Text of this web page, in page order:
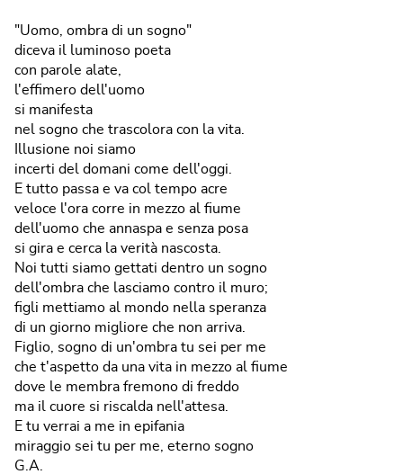
"Uomo, ombra di un sogno"
diceva il luminoso poeta
con parole alate,
l'effimero dell'uomo
si manifesta
nel sogno che trascolora con la vita.
Illusione noi siamo
incerti del domani come dell'oggi.
E tutto passa e va col tempo acre
veloce l'ora corre in mezzo al fiume
dell'uomo che annaspa e senza posa
si gira e cerca la verità nascosta.
Noi tutti siamo gettati dentro un sogno
dell'ombra che lasciamo contro il muro;
figli mettiamo al mondo nella speranza
di un giorno migliore che non arriva.
Figlio, sogno di un'ombra tu sei per me
che t'aspetto da una vita in mezzo al fiume
dove le membra fremono di freddo
ma il cuore si riscalda nell'attesa.
E tu verrai a me in epifania
miraggio sei tu per me, eterno sogno
G.A.